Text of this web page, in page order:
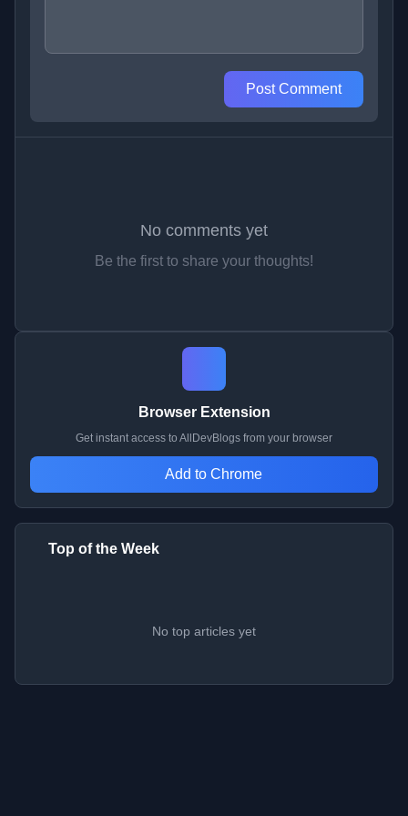
Post Comment
No comments yet
Be the first to share your thoughts!
Browser Extension
Get instant access to AllDevBlogs from your browser
Add to Chrome
Top of the Week
No top articles yet